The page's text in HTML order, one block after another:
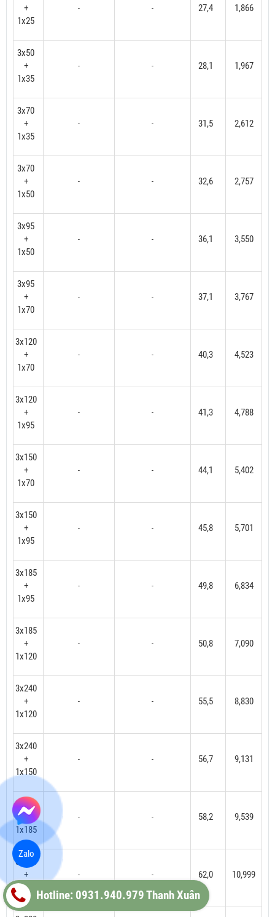
+
1x25
- - 27,4 1,866
3x50
+
1x35
- - 28,1 1,967
3x70
+
1x35
- - 31,5 2,612
3x70
+
1x50
- - 32,6 2,757
3x95
+
1x50
- - 36,1 3,550
3x95
+
1x70
- - 37,1 3,767
3x120
+
1x70
- - 40,3 4,523
3x120
+
1x95
- - 41,3 4,788
3x150
+
1x70
- - 44,1 5,402
3x150
+
1x95
- - 45,8 5,701
3x185
+
1x95
- - 49,8 6,834
3x185
+
1x120
- - 50,8 7,090
3x240
+
1x120
- - 55,5 8,830
3x240
+
1x150
- - 56,7 9,131
3x240
+
1x185
- - 58,2 9,539
3x300
+
1x150
- - 62,0 10,999
Hotline: 0931.940.979 Thanh Xuân
Zalo